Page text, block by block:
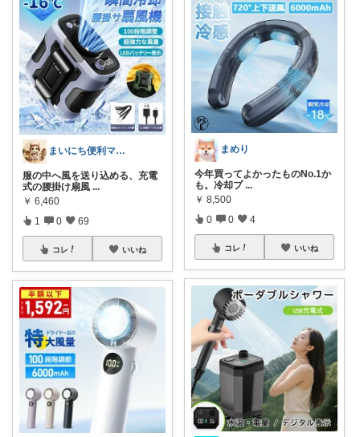
まいにち便利マーケット
服の中へ風を送り込める、充電
式の腰掛け扇風 ...
￥ 6,460
1 0 69
コレ いいね
まめり
今年買ってよかったものNo.1か
も。冷却プ ...
￥ 8,500
0 0 4
コレ いいね